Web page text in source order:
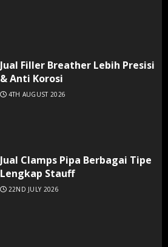
Jual Filler Breather Lebih Presisi
& Anti Korosi
4TH AUGUST 2026
Jual Clamps Pipa Berbagai Tipe
Lengkap Stauff
22ND JULY 2026